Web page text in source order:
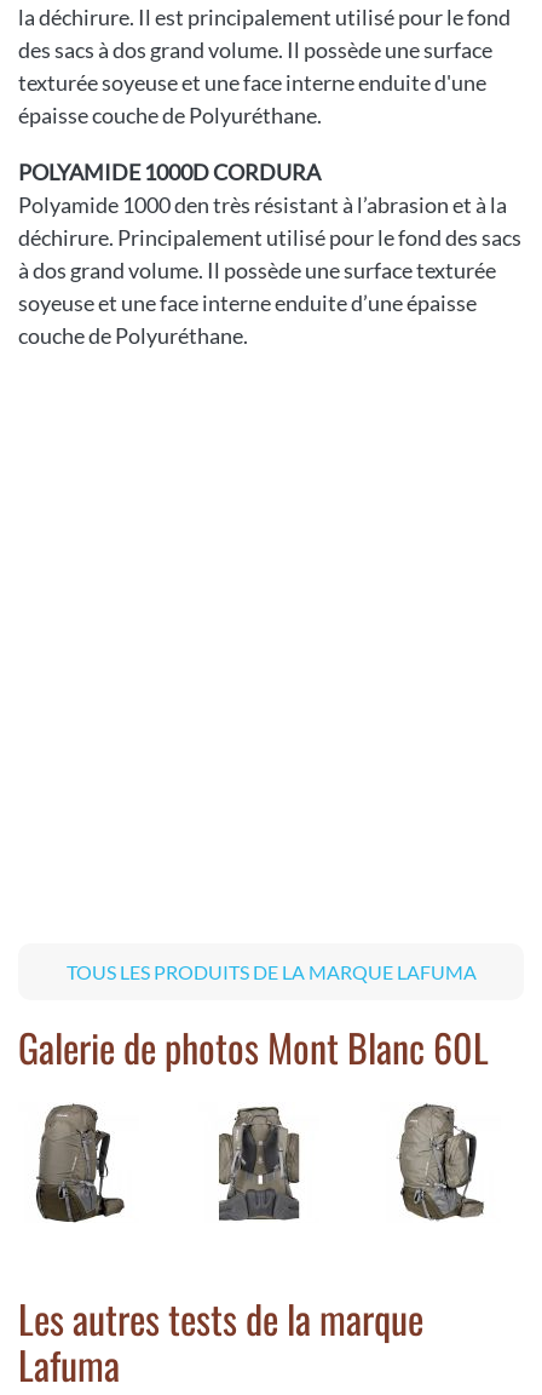
la déchirure. Il est principalement utilisé pour le fond
des sacs à dos grand volume. Il possède une surface
texturée soyeuse et une face interne enduite d'une
épaisse couche de Polyuréthane.
POLYAMIDE 1000D CORDURA
Polyamide 1000 den très résistant à l’abrasion et à la
déchirure. Principalement utilisé pour le fond des sacs
à dos grand volume. Il possède une surface texturée
soyeuse et une face interne enduite d’une épaisse
couche de Polyuréthane.
TOUS LES PRODUITS DE LA MARQUE LAFUMA
Galerie de photos Mont Blanc 60L
Les autres tests de la marque
Lafuma